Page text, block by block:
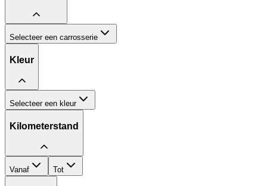
Selecteer een carrosserie
Kleur
Selecteer een kleur
Kilometerstand
Vanaf Tot